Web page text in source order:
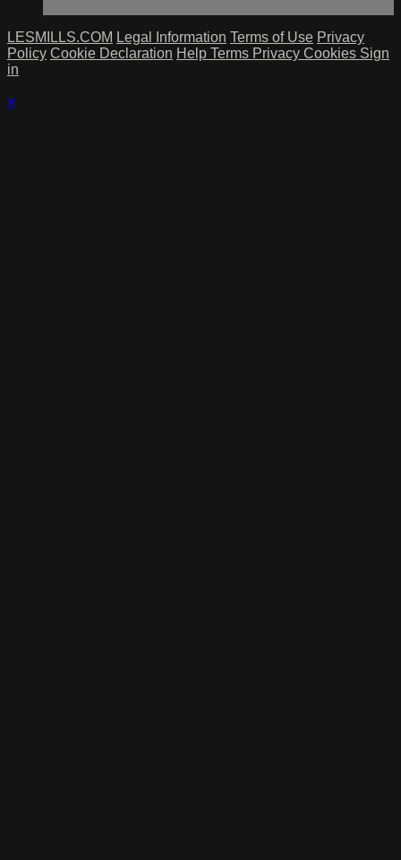
LESMILLS.COM Legal Information Terms of Use Privacy
Policy Cookie Declaration Help Terms Privacy Cookies Sign
in
×